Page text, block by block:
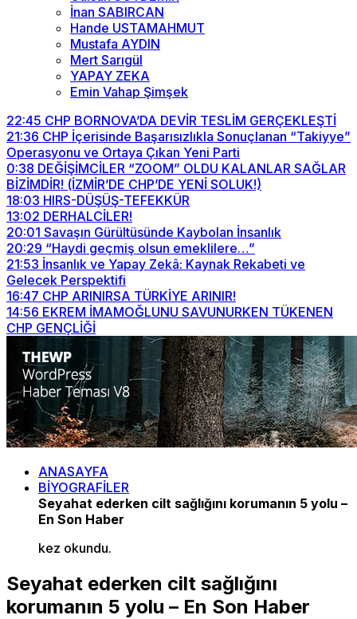
İnan SABIRCAN
Hande USTAMAHMUT
Mustafa AYDIN
Mert Sarıgül
YAPAY ZEKA
Emin Vahap Şimşek
22:45 CHP BORNOVA’DA DEVİR TESLİM GERÇEKLEŞTİ
21:36 CHP İçerisinde Başarısızlıkla Sonuçlanan “Takiyye”
Operasyonu ve Ortaya Çıkan Yeni Parti
0:38 DEĞİŞİMCİLER “ZOOM” OLDU KALANLAR SAĞLAR
BİZİMDİR! (İZMİR’DE CHP’DE YENİ SOLUK!)
18:03 HIRS-DÜŞÜŞ-TEFEKKÜR
13:02 DERHALCİLER!
20:01 Savaşın Gürültüsünde Kaybolan İnsanlık
20:29 “Haydi geçmiş olsun emeklilere…”
21:53 İnsanlık ve Yapay Zekâ: Kaynak Rekabeti ve
Gelecek Perspektifi
16:47 CHP ARINIRSA TÜRKİYE ARINIR!
14:56 EKREM İMAMOĞLUNU SAVUNURKEN TÜKENEN
CHP GENÇLİĞİ
ANASAYFA
BİYOGRAFİLER
Seyahat ederken cilt sağlığını korumanın 5 yolu –
En Son Haber
kez okundu.
Seyahat ederken cilt sağlığını
korumanın 5 yolu – En Son Haber